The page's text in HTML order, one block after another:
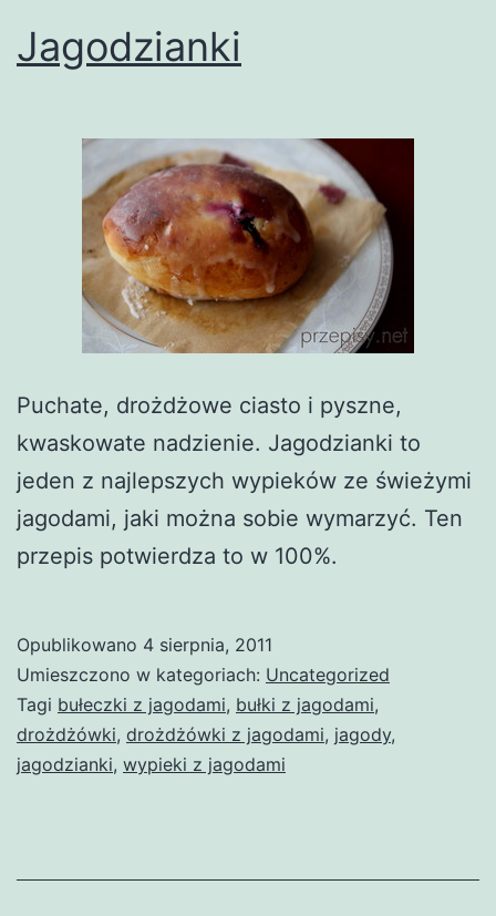
Jagodzianki
Puchate, drożdżowe ciasto i pyszne,
kwaskowate nadzienie. Jagodzianki to
jeden z najlepszych wypieków ze świeżymi
jagodami, jaki można sobie wymarzyć. Ten
przepis potwierdza to w 100%.
Opublikowano 4 sierpnia, 2011
Umieszczono w kategoriach: Uncategorized
Tagi bułeczki z jagodami, bułki z jagodami,
drożdżówki, drożdżówki z jagodami, jagody,
jagodzianki, wypieki z jagodami